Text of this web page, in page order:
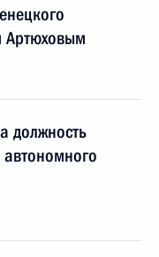
Артюховым
должность